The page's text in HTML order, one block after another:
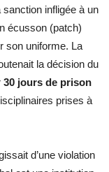
infligée à un
écusson (patch)
son uniforme. La
la décision du
30 jours de prison
prises à
d’une violation